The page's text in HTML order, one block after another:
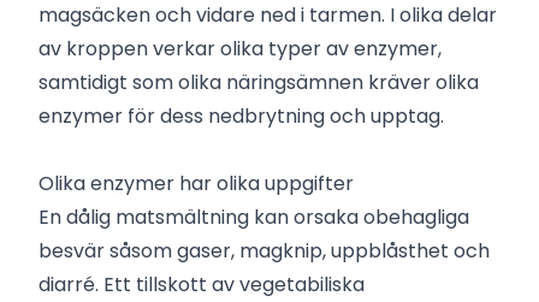
magsäcken och vidare ned i tarmen. I olika delar
av kroppen verkar olika typer av enzymer,
samtidigt som olika näringsämnen kräver olika
enzymer för dess nedbrytning och upptag.
Olika enzymer har olika uppgifter
En dålig matsmältning kan orsaka obehagliga
besvär såsom gaser, magknip, uppblåsthet och
diarré. Ett tillskott av vegetabiliska